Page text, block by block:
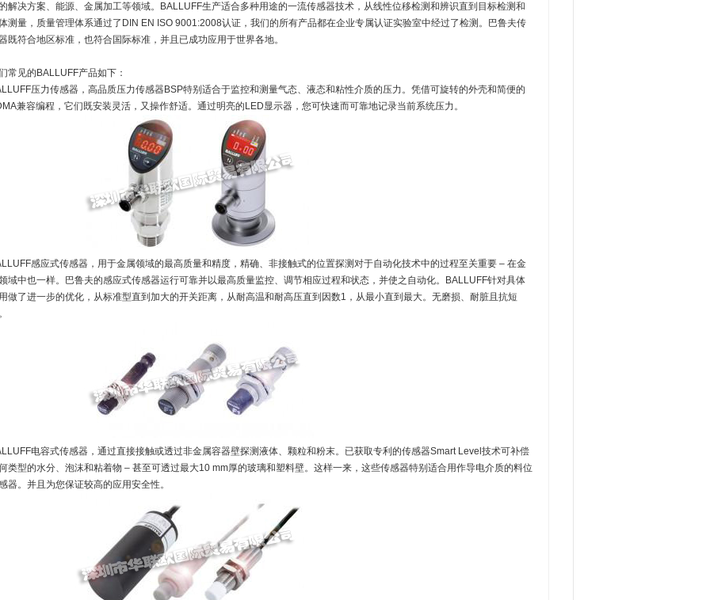
解决方案、能源、金属加工等领域。BALLUFF生产适合多种用途的一流传感器技术，从线性位移检测和辨识直到目标检测和
测量，质量管理体系通过了DIN EN ISO 9001:2008认证，我们的所有产品都在企业专属认证实验室中经过了检测。巴鲁夫传
既符合地区标准，也符合国际标准，并且已成功应用于世界各地。
常见的BALLUFF产品如下：
压力传感器，高品质压力传感器BSP特别适合于监控和测量气态、液态和粘性介质的压力。凭借可旋转的外壳和简便的
兼容编程，它们既安装灵活，又操作舒适。通过明亮的LED显示器，您可快速而可靠地记录当前系统压力。
感应式传感器，用于金属领域的最高质量和精度，精确、非接触式的位置探测对于自动化技术中的过程至关重要 – 在金
域中也一样。巴鲁夫的感应式传感器运行可靠并以最高质量监控、调节相应过程和状态，并使之自动化。BALLUFF针对具体
做了进一步的优化，从标准型直到加大的开关距离，从耐高温和耐高压直到因数1，从最小直到最大。无磨损、耐脏且抗短
电容式传感器，通过直接接触或透过非金属容器壁探测液体、颗粒和粉末。已获取专利的传感器Smart Level技术可补偿
类型的水分、泡沫和粘着物 – 甚至可透过最大10 mm厚的玻璃和塑料壁。这样一来，这些传感器特别适合用作导电介质的料位
器。并且为您保证较高的应用安全性。